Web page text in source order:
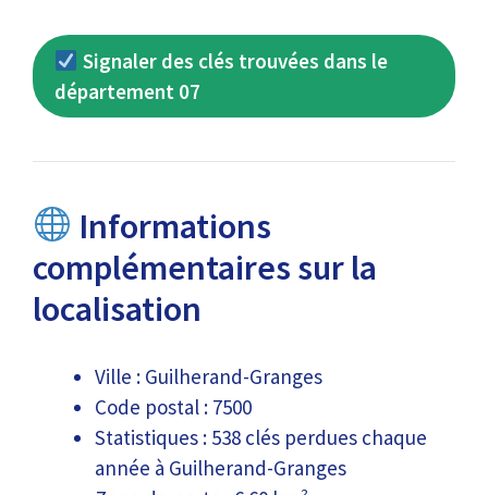
Signaler des clés trouvées dans le
département 07
Informations
complémentaires sur la
localisation
Ville : Guilherand-Granges
Code postal : 7500
Statistiques : 538 clés perdues chaque
année à Guilherand-Granges